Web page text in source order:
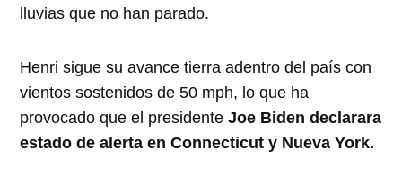
lluvias que no han parado.
Henri sigue su avance tierra adentro del país con
vientos sostenidos de 50 mph, lo que ha
provocado que el presidenteJoe Biden declarara
estado de alerta en Connecticut y Nueva York.